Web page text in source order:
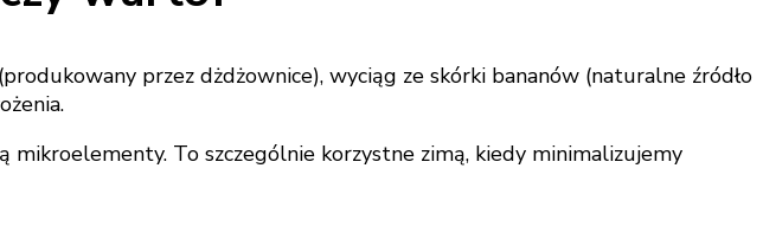
przez dżdżownice), wyciąg ze skórki bananów (naturalne źródło
To szczególnie korzystne zimą, kiedy minimalizujemy